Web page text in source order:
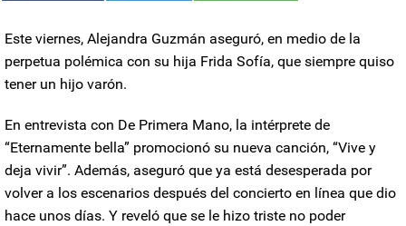
Este viernes, Alejandra Guzmán aseguró, en medio de la
perpetua polémica con su hija Frida Sofía, que siempre quiso
tener un hijo varón.
En entrevista con De Primera Mano, la intérprete de
“Eternamente bella” promocionó su nueva canción, “Vive y
deja vivir”. Además, aseguró que ya está desesperada por
volver a los escenarios después del concierto en línea que dio
hace unos días. Y reveló que se le hizo triste no poder